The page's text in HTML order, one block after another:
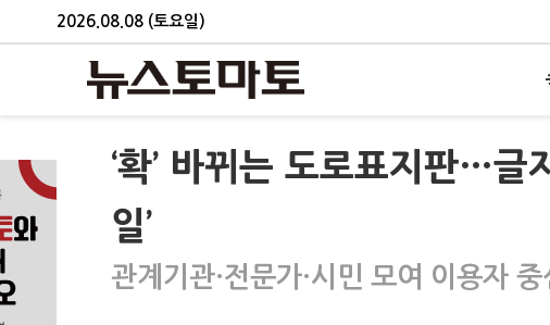
2026.08.08 (토요일)
‘확’ 바뀌는 도로표지판…글
일’
관계기관·전문가·시민 모여 이용자